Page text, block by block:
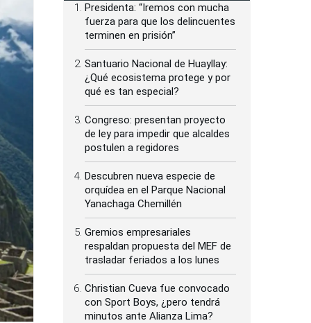
Presidenta: “Iremos con mucha
fuerza para que los delincuentes
terminen en prisión”
Santuario Nacional de Huayllay:
¿Qué ecosistema protege y por
qué es tan especial?
Congreso: presentan proyecto
de ley para impedir que alcaldes
postulen a regidores
Descubren nueva especie de
orquídea en el Parque Nacional
Yanachaga Chemillén
Gremios empresariales
respaldan propuesta del MEF de
trasladar feriados a los lunes
Christian Cueva fue convocado
con Sport Boys, ¿pero tendrá
minutos ante Alianza Lima?